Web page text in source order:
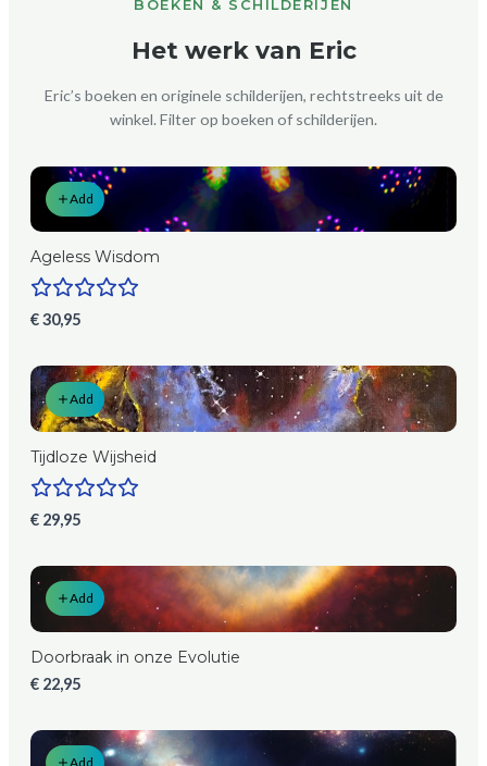
BOEKEN & SCHILDERIJEN
Het werk van Eric
Eric’s boeken en originele schilderijen, rechtstreeks uit de
winkel. Filter op boeken of schilderijen.
Add
Ageless Wisdom
€ 30,95
Add
Tijdloze Wijsheid
€ 29,95
Add
Doorbraak in onze Evolutie
€ 22,95
Add